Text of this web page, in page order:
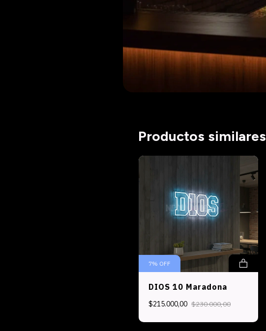
Productos similares
7% OFF
DIOS 10 Maradona
$215.000,00 $230.000,00